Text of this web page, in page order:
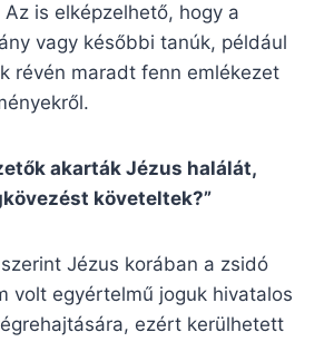
is elképzelhető, hogy a
vagy későbbi tanúk, például
révén maradt fenn emlékezet
akarták Jézus halálát,
követeltek?”
Jézus korában a zsidó
volt egyértelmű joguk hivatalos
ezért kerülhetett